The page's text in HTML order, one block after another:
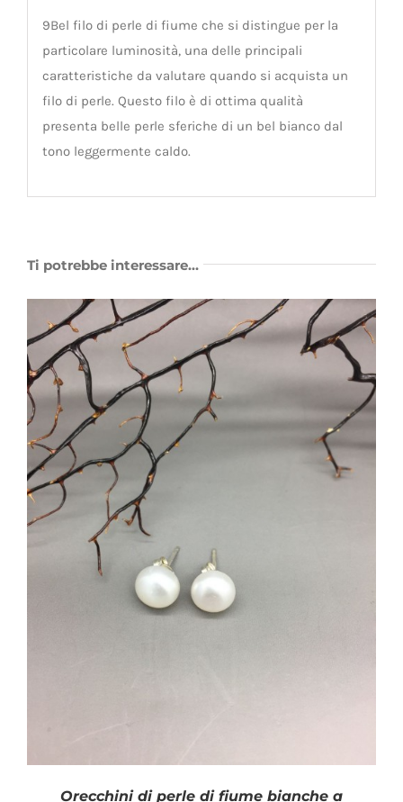
9Bel filo di perle di fiume che si distingue per la
particolare luminosità, una delle principali
caratteristiche da valutare quando si acquista un
filo di perle. Questo filo è di ottima qualità
presenta belle perle sferiche di un bel bianco dal
tono leggermente caldo.
Ti potrebbe interessare…
Orecchini di perle di fiume bianche a